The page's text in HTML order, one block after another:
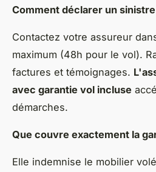
Comment déclarer un
Contactez votre assureur
maximum (48h pour le vol).
factures et témoignages.
avec garantie vol incluse
démarches.
Que couvre exactement la
Elle indemnise le mobilier